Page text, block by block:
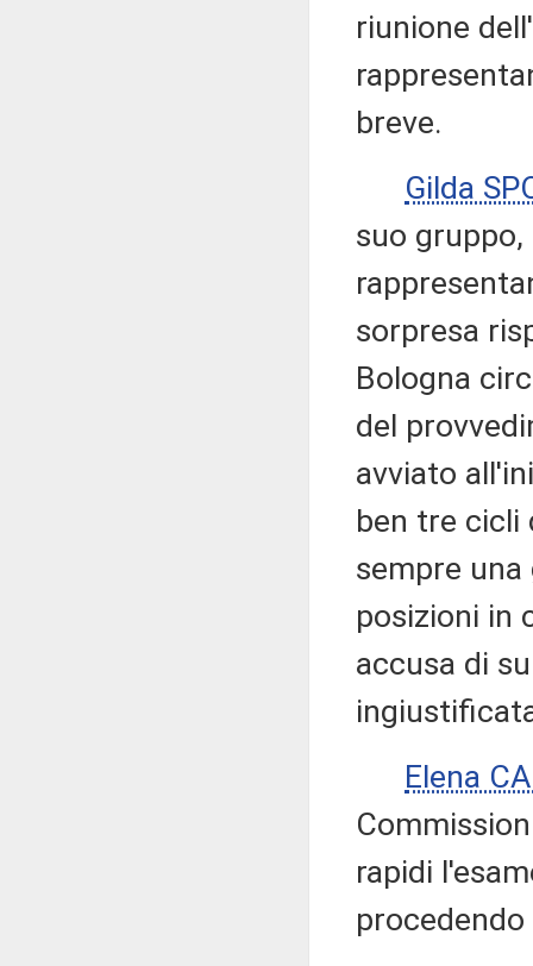
riunione
breve.
Gilda
suo
sorpresa
Bologna
del
avviato
ben tre cicli
sempre
posizioni in
accusa di
Elena
rapidi